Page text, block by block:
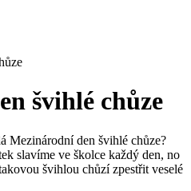
švihlé chůze
Mezinárodní den švihlé chůze?
slavíme ve školce každý den, no
švihlou chůzí zpestřit veselé